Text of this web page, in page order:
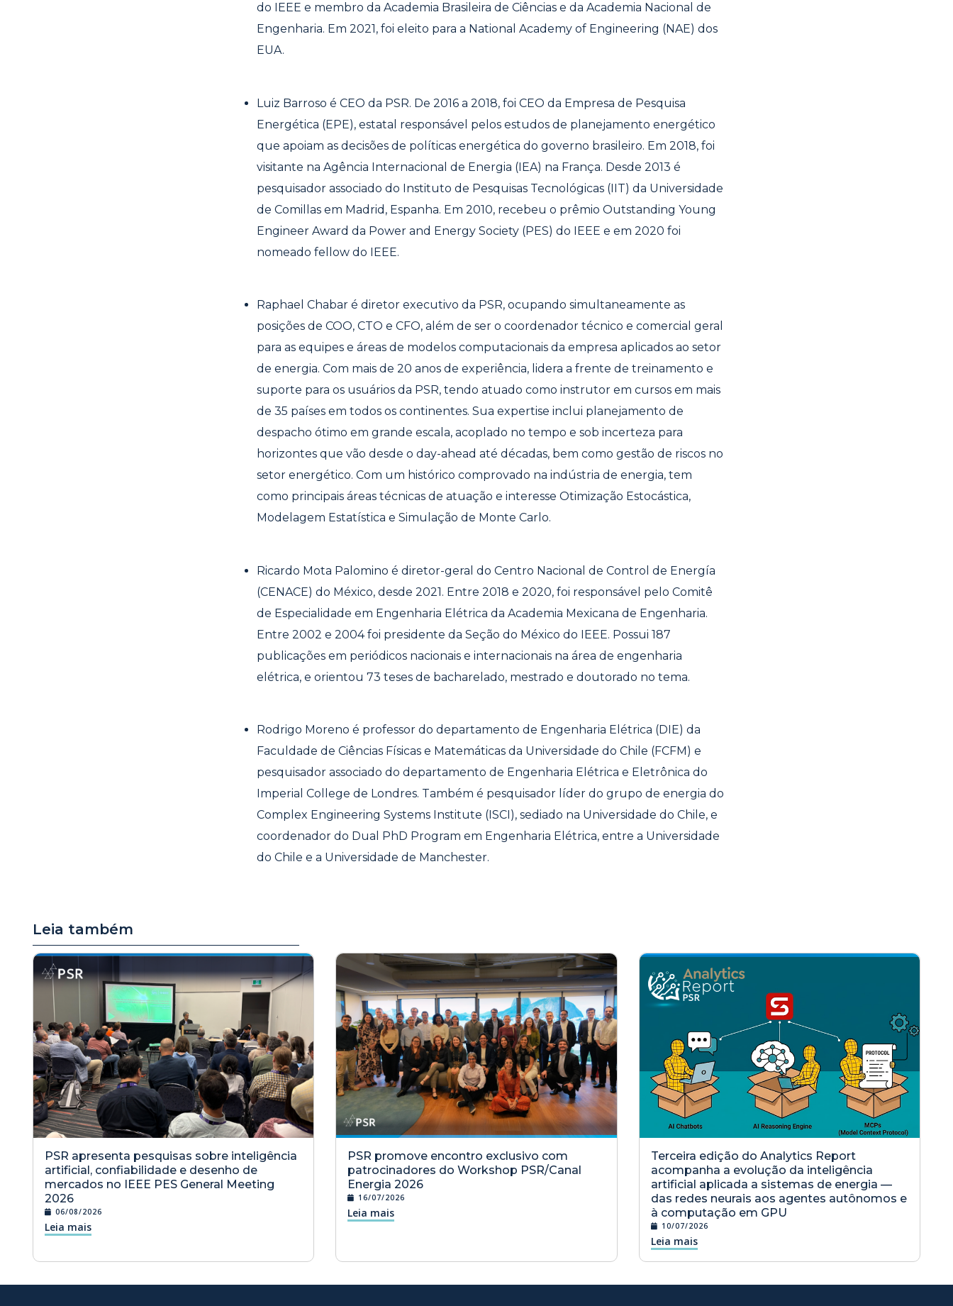
do IEEE e membro da Academia Brasileira de Ciências e da Academia Nacional de
Engenharia. Em 2021, foi eleito para a National Academy of Engineering (NAE) dos
EUA.
Luiz Barroso é CEO da PSR. De 2016 a 2018, foi CEO da Empresa de Pesquisa
Energética (EPE), estatal responsável pelos estudos de planejamento energético
que apoiam as decisões de políticas energética do governo brasileiro. Em 2018, foi
visitante na Agência Internacional de Energia (IEA) na França. Desde 2013 é
pesquisador associado do Instituto de Pesquisas Tecnológicas (IIT) da Universidade
de Comillas em Madrid, Espanha. Em 2010, recebeu o prêmio Outstanding Young
Engineer Award da Power and Energy Society (PES) do IEEE e em 2020 foi
nomeado fellow do IEEE.
Raphael Chabar é diretor executivo da PSR, ocupando simultaneamente as
posições de COO, CTO e CFO, além de ser o coordenador técnico e comercial geral
para as equipes e áreas de modelos computacionais da empresa aplicados ao setor
de energia. Com mais de 20 anos de experiência, lidera a frente de treinamento e
suporte para os usuários da PSR, tendo atuado como instrutor em cursos em mais
de 35 países em todos os continentes. Sua expertise inclui planejamento de
despacho ótimo em grande escala, acoplado no tempo e sob incerteza para
horizontes que vão desde o day-ahead até décadas, bem como gestão de riscos no
setor energético. Com um histórico comprovado na indústria de energia, tem
como principais áreas técnicas de atuação e interesse Otimização Estocástica,
Modelagem Estatística e Simulação de Monte Carlo.
Ricardo Mota Palomino é diretor-geral do Centro Nacional de Control de Energía
(CENACE) do México, desde 2021. Entre 2018 e 2020, foi responsável pelo Comitê
de Especialidade em Engenharia Elétrica da Academia Mexicana de Engenharia.
Entre 2002 e 2004 foi presidente da Seção do México do IEEE. Possui 187
publicações em periódicos nacionais e internacionais na área de engenharia
elétrica, e orientou 73 teses de bacharelado, mestrado e doutorado no tema.
Rodrigo Moreno é professor do departamento de Engenharia Elétrica (DIE) da
Faculdade de Ciências Físicas e Matemáticas da Universidade do Chile (FCFM) e
pesquisador associado do departamento de Engenharia Elétrica e Eletrônica do
Imperial College de Londres. Também é pesquisador líder do grupo de energia do
Complex Engineering Systems Institute (ISCI), sediado na Universidade do Chile, e
coordenador do Dual PhD Program em Engenharia Elétrica, entre a Universidade
do Chile e a Universidade de Manchester.
Leia também
PSR apresenta pesquisas sobre inteligência
artificial, confiabilidade e desenho de
mercados no IEEE PES General Meeting
2026
06/08/2026
Leia mais
PSR promove encontro exclusivo com
patrocinadores do Workshop PSR/Canal
Energia 2026
16/07/2026
Leia mais
Terceira edição do Analytics Report
acompanha a evolução da inteligência
artificial aplicada a sistemas de energia —
das redes neurais aos agentes autônomos e
à computação em GPU
10/07/2026
Leia mais